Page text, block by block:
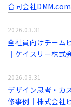
合同会社DMM.com
全社員向けチーム
│ケイスリー株式
2026.03.31
デザイン思考・カ
修事例│株式会社
2026.03.31